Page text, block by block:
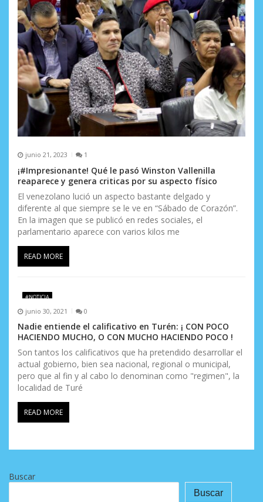
junio 21, 2023 1
¡#Impresionante! Qué le pasó Winston Vallenilla
reaparece y genera criticas por su aspecto físico
El venezolano lució un aspecto bastante delgado y
diferente al que siempre se le ve en “Sábado de Corazón”.
En la imagen que se publicó en redes sociales, el
parlamentario aparece con varios kilos me
READ MORE
#NOTICIA
junio 30, 2021 0
Nadie entiende el calificativo en Turén: ¡ CON POCO
HACIENDO MUCHO, O CON MUCHO HACIENDO POCO !
Son tantos los calificativos que ha pretendido desarrollar el
actual gobierno, bien sea nacional, regional o municipal,
pero que al fin y al cabo lo denominan como "regimen", la
localidad de Turé
READ MORE
Buscar
Buscar